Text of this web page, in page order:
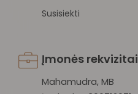
Susisiekti
Įmonės rekvizitai
Mahamudra, MB